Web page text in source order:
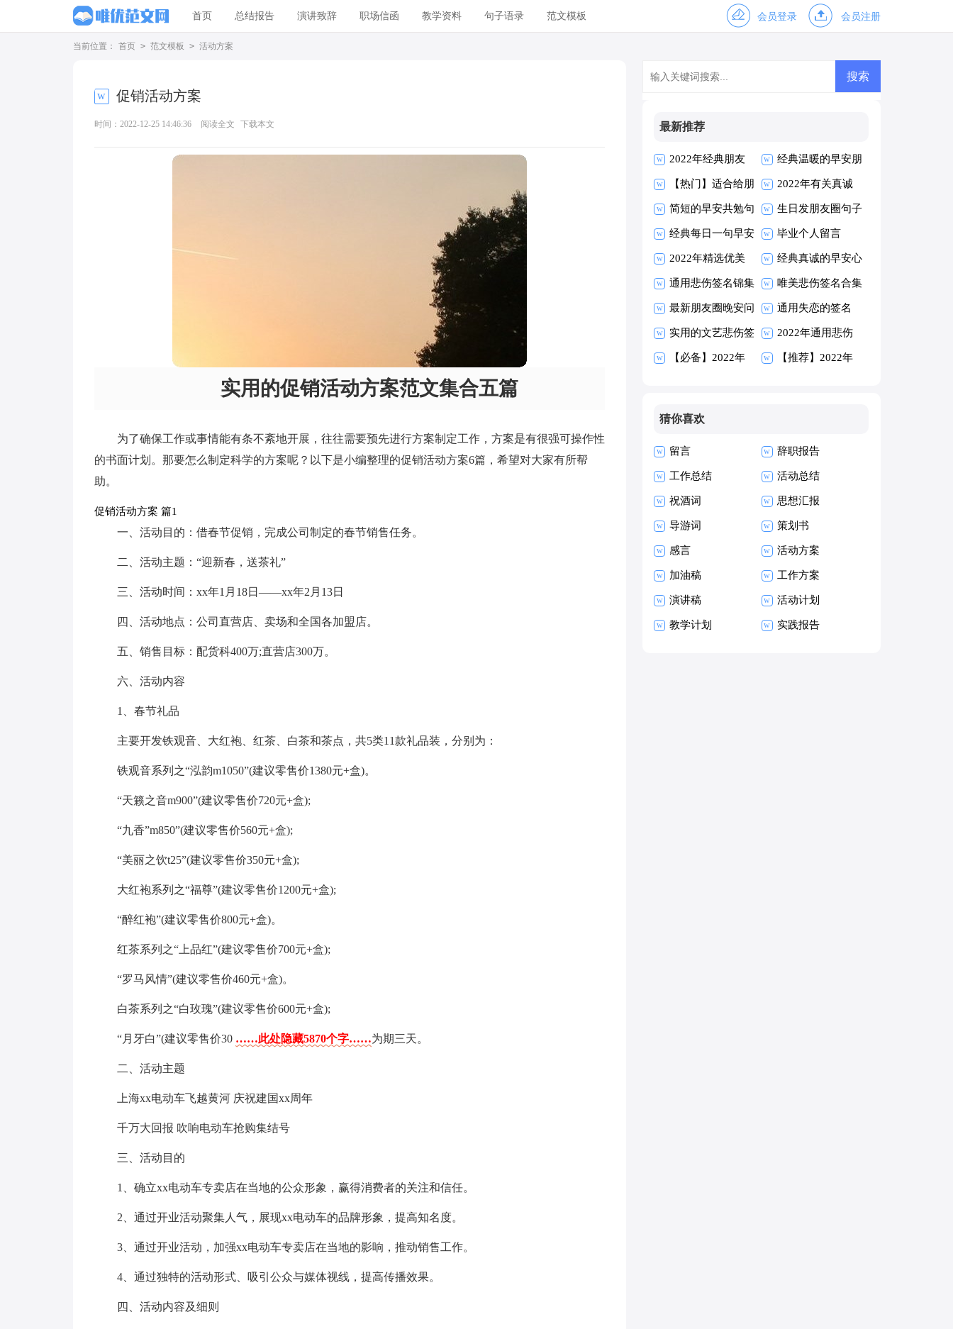
首页 总结报告 演讲致辞 职场信函 教学资料 句子语录 范文模板 会员登录 会员注册
当前位置： 首页 > 范文模板 > 活动方案
促销活动方案
时间：2022-12-25 14:46:36 阅读全文 下载本文
实用的促销活动方案范文集合五篇
为了确保工作或事情能有条不紊地开展，往往需要预先进行方案制定工作，方案是有很强可操作性
的书面计划。那要怎么制定科学的方案呢？以下是小编整理的促销活动方案6篇，希望对大家有所帮
助。
促销活动方案 篇1
一、活动目的：借春节促销，完成公司制定的春节销售任务。
二、活动主题：“迎新春，送茶礼”
三、活动时间：xx年1月18日——xx年2月13日
四、活动地点：公司直营店、卖场和全国各加盟店。
五、销售目标：配货科400万;直营店300万。
六、活动内容
1、春节礼品
主要开发铁观音、大红袍、红茶、白茶和茶点，共5类11款礼品装，分别为：
铁观音系列之“泓韵m1050”(建议零售价1380元+盒)。
“天籁之音m900”(建议零售价720元+盒);
“九香”m850”(建议零售价560元+盒);
“美丽之饮t25”(建议零售价350元+盒);
大红袍系列之“福尊”(建议零售价1200元+盒);
“醉红袍”(建议零售价800元+盒)。
红茶系列之“上品红”(建议零售价700元+盒);
“罗马风情”(建议零售价460元+盒)。
白茶系列之“白玫瑰”(建议零售价600元+盒);
“月牙白”(建议零售价30 ……此处隐藏5870个字……为期三天。
二、活动主题
上海xx电动车飞越黄河 庆祝建国xx周年
千万大回报 吹响电动车抢购集结号
三、活动目的
1、确立xx电动车专卖店在当地的公众形象，赢得消费者的关注和信任。
2、通过开业活动聚集人气，展现xx电动车的品牌形象，提高知名度。
3、通过开业活动，加强xx电动车专卖店在当地的影响，推动销售工作。
4、通过独特的活动形式、吸引公众与媒体视线，提高传播效果。
四、活动内容及细则
最新推荐
2022年经典朋友
早安朋友圈问候语
30条
经典温暖的早安朋
友圈问候语26条
【热门】适合给朋
友的早安朋友圈问
候语摘录63句
2022年有关真诚
的早安心语朋友圈
摘录33句
简短的早安共勉句
子朋友圈摘录40
条
生日发朋友圈句子
经典每日一句早安
朋友圈问候语汇编
54句
毕业个人留言
2022年精选优美
的早安朋友圈问候
语摘录53句
经典真诚的早安心
语朋友圈17条
通用悲伤签名锦集
100条
唯美悲伤签名合集
60条
最新朋友圈晚安问
候语汇总145句
通用失恋的签名
95句
实用的文艺悲伤签
名汇编86条
2022年通用悲伤
的签名汇编80条
【必备】2022年 【推荐】2022年
猜你喜欢
留言 辞职报告
工作总结 活动总结
祝酒词 思想汇报
导游词 策划书
感言 活动方案
加油稿 工作方案
演讲稿 活动计划
教学计划 实践报告